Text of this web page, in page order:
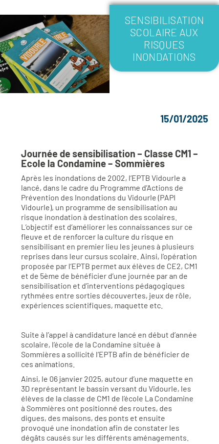
SENSIBILISATION
SCOLAIRE AUX
RISQUES
INONDATIONS
15/01/2025
Journée de sensibilisation – Classe CM1 –
Ecole la Condamine – Sommières
Après les inondations de 2002, l’EPTB Vidourle a
lancé, dans le cadre du Programme d’Actions de
Prévention des Inondations du Vidourle (PAPI
Vidourle), un programme de sensibilisation au
risque inondation à destination des scolaires.
L’objectif est d’améliorer les connaissances sur ce
fleuve et de renforcer la culture du risque en
sensibilisant en premier lieu les jeunes à plusieurs
reprises dans leur cursus scolaire. Ainsi, l’opération
proposée par l’EPTB permet aux élèves de CE2, CM1
et de 5ème de bénéficier d’une journée par an de
sensibilisation et d’interventions pédagogiques
rythmées entre sorties découvertes, jeux de rôle,
expériences scientifiques, maquette etc.
Suite à l’appel à candidature lancé en début d’année
scolaire, l’école de la Condamine située à
Sommières a sollicité l’EPTB afin de bénéficier de
ces animations.
Ainsi, le 06 janvier 2025, autour d’une maquette en
3D représentant le bassin versant du Vidourle, les
élèves de la classe de CM1 de l’école La Condamine
à Sommières ont positionné des routes, des
digues, des maisons, des ponts et ensuite
provoqué une inondation afin de constater les
dégâts causés sur les différents aménagements.